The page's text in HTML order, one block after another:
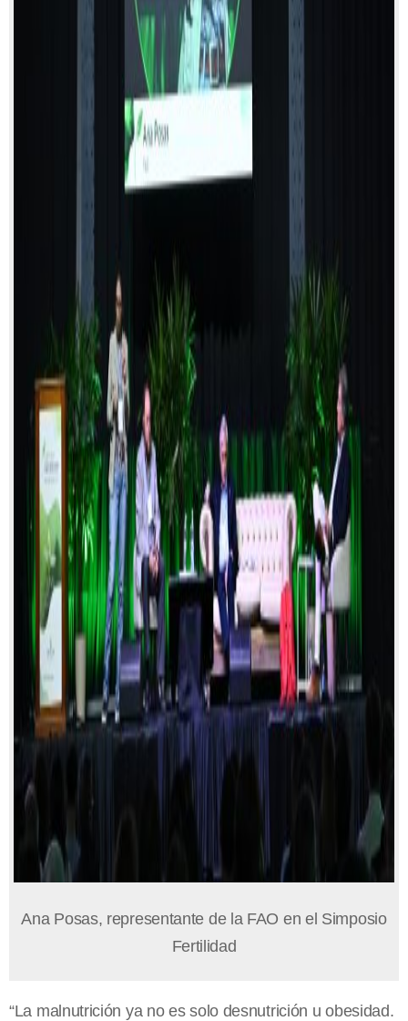
Ana Posas, representante de la FAO en el Simposio
Fertilidad
“La malnutrición ya no es solo desnutrición u obesidad.